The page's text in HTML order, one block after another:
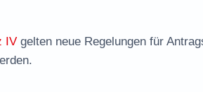
IV gelten neue Regelungen für